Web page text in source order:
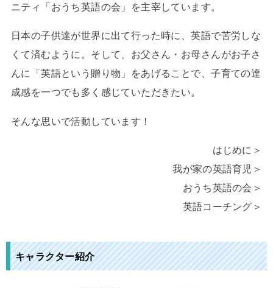
ニティ「おうち英語の会」を主宰しています。
日本の子供達が世界に出て行った時に、英語で苦労しな
くて済むように。そして、お父さん・お母さんがお子さ
んに「英語という贈り物」をあげることで、子育ての達
成感を一つでも多く感じていただきたい。
そんな思いで活動しています！
はじめに＞
我が家の英語育児＞
おうち英語の会＞
英語コーチング＞
キャラクター紹介